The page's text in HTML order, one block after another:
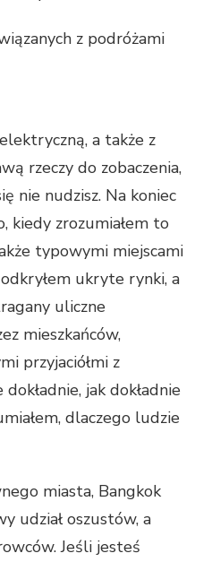
z podróżami
a także z
rzeczy do zobaczenia,
nie nudzisz. Na koniec
kiedy zrozumiałem to
typowymi miejscami
ukryte rynki, a
uliczne
mieszkańców,
przyjaciółmi z
jak dokładnie
dlaczego ludzie
miasta, Bangkok
udział oszustów, a
Jeśli jesteś